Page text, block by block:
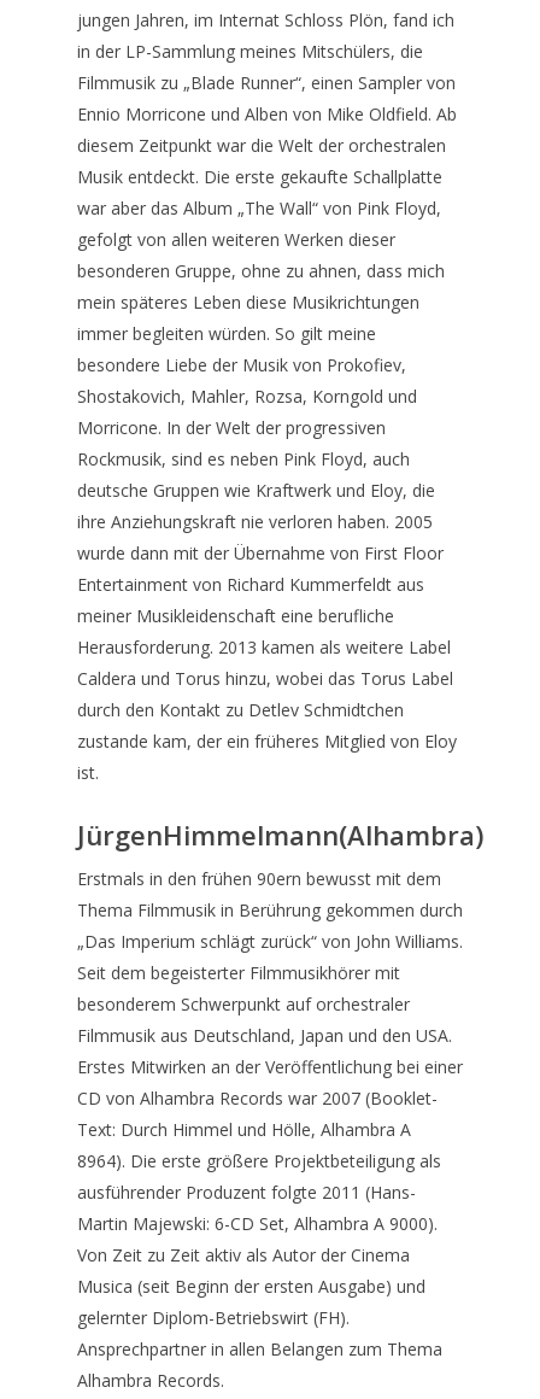
jungen Jahren, im Internat Schloss Plön, fand ich
in der LP-Sammlung meines Mitschülers, die
Filmmusik zu „Blade Runner“, einen Sampler von
Ennio Morricone und Alben von Mike Oldfield. Ab
diesem Zeitpunkt war die Welt der orchestralen
Musik entdeckt. Die erste gekaufte Schallplatte
war aber das Album „The Wall“ von Pink Floyd,
gefolgt von allen weiteren Werken dieser
besonderen Gruppe, ohne zu ahnen, dass mich
mein späteres Leben diese Musikrichtungen
immer begleiten würden. So gilt meine
besondere Liebe der Musik von Prokofiev,
Shostakovich, Mahler, Rozsa, Korngold und
Morricone. In der Welt der progressiven
Rockmusik, sind es neben Pink Floyd, auch
deutsche Gruppen wie Kraftwerk und Eloy, die
ihre Anziehungskraft nie verloren haben. 2005
wurde dann mit der Übernahme von First Floor
Entertainment von Richard Kummerfeldt aus
meiner Musikleidenschaft eine berufliche
Herausforderung. 2013 kamen als weitere Label
Caldera und Torus hinzu, wobei das Torus Label
durch den Kontakt zu Detlev Schmidtchen
zustande kam, der ein früheres Mitglied von Eloy
ist.
JürgenHimmelmann(Alhambra)
Erstmals in den frühen 90ern bewusst mit dem
Thema Filmmusik in Berührung gekommen durch
„Das Imperium schlägt zurück“ von John Williams.
Seit dem begeisterter Filmmusikhörer mit
besonderem Schwerpunkt auf orchestraler
Filmmusik aus Deutschland, Japan und den USA.
Erstes Mitwirken an der Veröffentlichung bei einer
CD von Alhambra Records war 2007 (Booklet-
Text: Durch Himmel und Hölle, Alhambra A
8964). Die erste größere Projektbeteiligung als
ausführender Produzent folgte 2011 (Hans-
Martin Majewski: 6-CD Set, Alhambra A 9000).
Von Zeit zu Zeit aktiv als Autor der Cinema
Musica (seit Beginn der ersten Ausgabe) und
gelernter Diplom-Betriebswirt (FH).
Ansprechpartner in allen Belangen zum Thema
Alhambra Records.